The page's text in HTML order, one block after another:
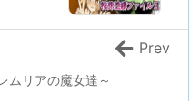
ムリアの魔女達～
Prev